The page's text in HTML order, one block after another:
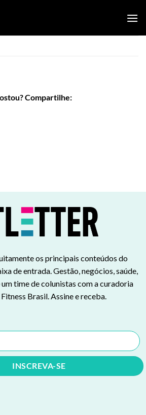
Compartilhe:
os principais conteúdos do
de entrada. Gestão, negócios, saúde,
time de colunistas com a curadoria
Brasil. Assine e receba.